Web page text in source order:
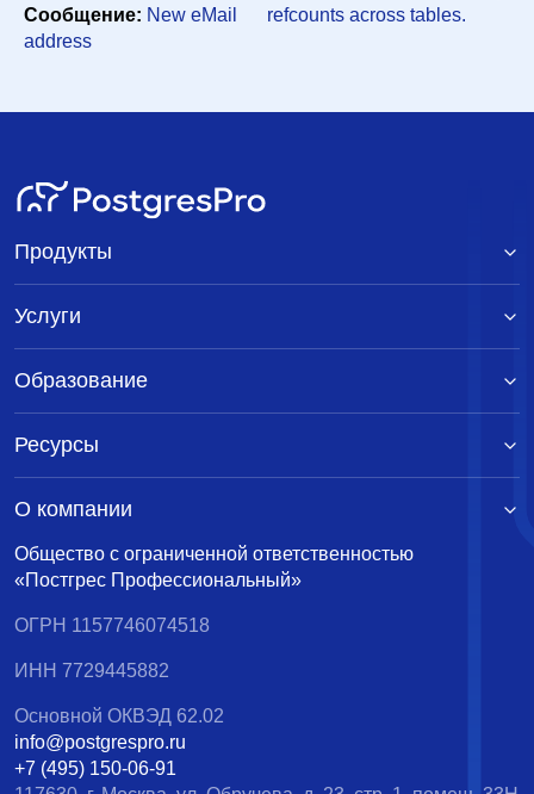
Сообщение: New eMail
address
refcounts across tables.
Общество с ограниченной ответственностью
«Постгрес Профессиональный»
ОГРН 1157746074518
ИНН 7729445882
Основной ОКВЭД 62.02
info@postgrespro.ru
+7 (495) 150-06-91
Продукты
Услуги
Образование
Ресурсы
О компании